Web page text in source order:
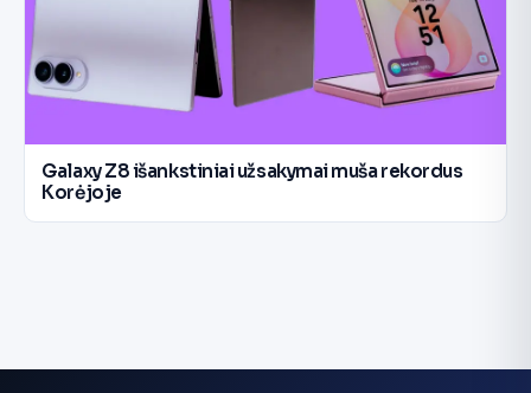
Galaxy Z8 išankstiniai užsakymai muša rekordus
Korėjoje